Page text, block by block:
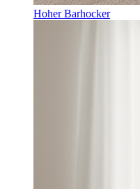
Hoher Barhocker